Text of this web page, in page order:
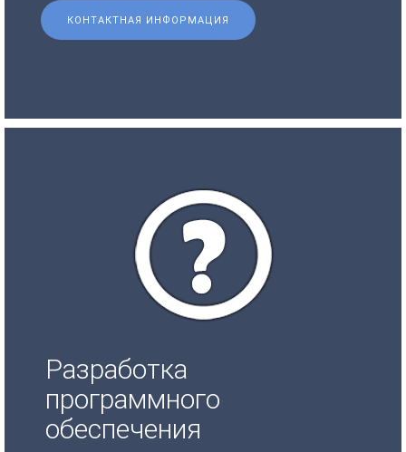
КОНТАКТНАЯ ИНФОРМАЦИЯ
Разработка
программного
обеспечения